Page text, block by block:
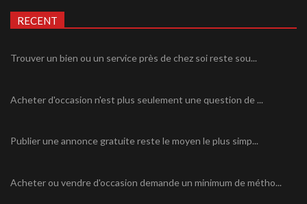
RECENT
Trouver un bien ou un service près de chez soi reste sou...
Acheter d'occasion n'est plus seulement une question de ...
Publier une annonce gratuite reste le moyen le plus simp...
Acheter ou vendre d'occasion demande un minimum de métho...